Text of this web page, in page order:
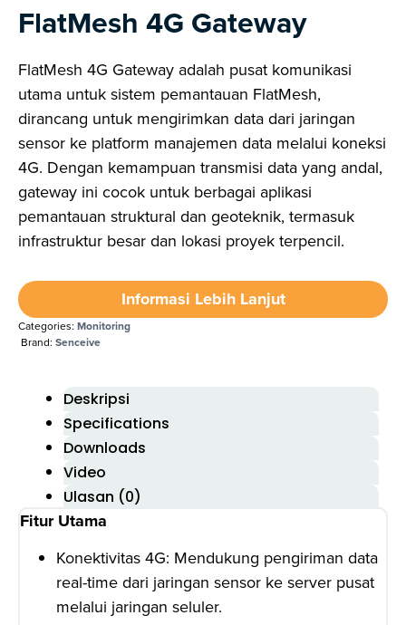
FlatMesh 4G Gateway
FlatMesh 4G Gateway adalah pusat komunikasi
utama untuk sistem pemantauan FlatMesh,
dirancang untuk mengirimkan data dari jaringan
sensor ke platform manajemen data melalui koneksi
4G. Dengan kemampuan transmisi data yang andal,
gateway ini cocok untuk berbagai aplikasi
pemantauan struktural dan geoteknik, termasuk
infrastruktur besar dan lokasi proyek terpencil.
Informasi Lebih Lanjut
Categories: Monitoring
Brand: Senceive
Deskripsi
Specifications
Downloads
Video
Ulasan (0)
Fitur Utama
Konektivitas 4G: Mendukung pengiriman data
real-time dari jaringan sensor ke server pusat
melalui jaringan seluler.